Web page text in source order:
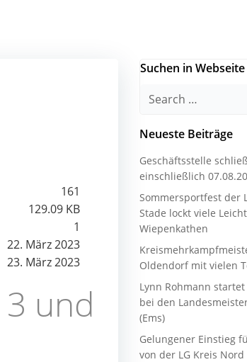
161
129.09 KB
1
22. März 2023
23. März 2023
und
Suchen in Webseite
Search
Neueste Beiträge
Geschäftsstelle
einschließlich
Sommersportfest der
Stade lockt viele
Wiepenkathen
Oldendorf mit vielen
Lynn Rohmann
bei den
(Ems)
Gelungener Einstieg
von der LG Kreis